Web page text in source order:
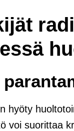
hyöty
voi suorittaa